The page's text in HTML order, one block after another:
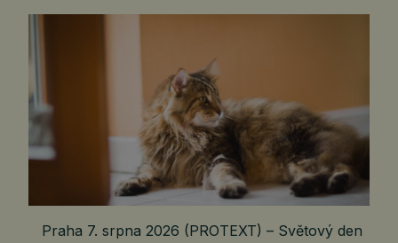
Praha 7. srpna 2026 (PROTEXT) – Světový den